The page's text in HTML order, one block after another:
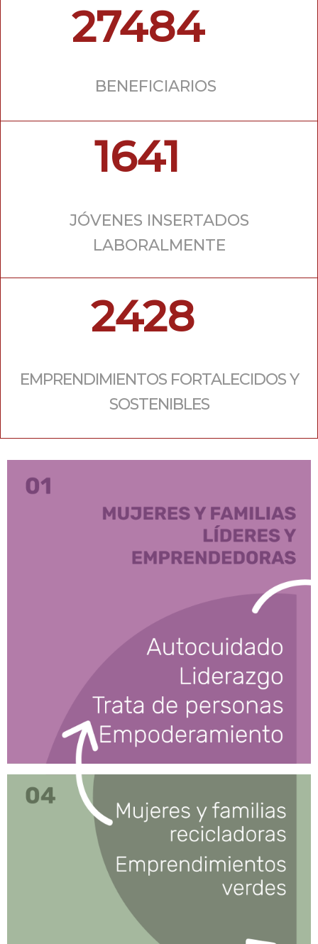
27484
BENEFICIARIOS
1641
JÓVENES INSERTADOS
LABORALMENTE
2428
EMPRENDIMIENTOS FORTALECIDOS Y
SOSTENIBLES